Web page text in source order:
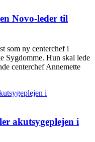
Novo-leder til
som ny centerchef i
Sygdomme. Hun skal lede
centerchef Annemette
akutsygeplejen i